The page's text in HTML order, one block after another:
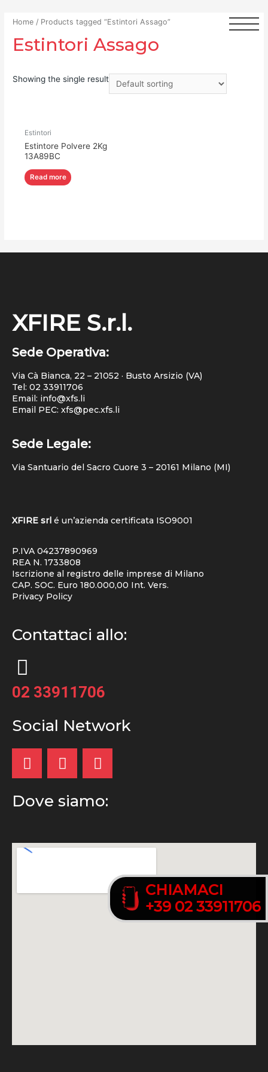
Home / Products tagged “Estintori Assago”
Estintori Assago
Showing the single result
Estintori
Estintore Polvere 2Kg
13A89BC
Read more
XFIRE S.r.l.
Sede Operativa:
Via Cà Bianca, 22 – 21052 · Busto Arsizio (VA)
Tel: 02 33911706
Email: info@xfs.li
Email PEC: xfs@pec.xfs.li
Sede Legale:
Via Santuario del Sacro Cuore 3 – 20161 Milano (MI)
XFIRE srl é un’azienda certificata ISO9001
P.IVA 04237890969
REA N. 1733808
Iscrizione al registro delle imprese di Milano
CAP. SOC. Euro 180.000,00 Int. Vers.
Privacy Policy
Contattaci allo:
02 33911706
Social Network
CHIAMACI
+39 02 33911706
Dove siamo:
CHIAMACI
+39 02 33911706